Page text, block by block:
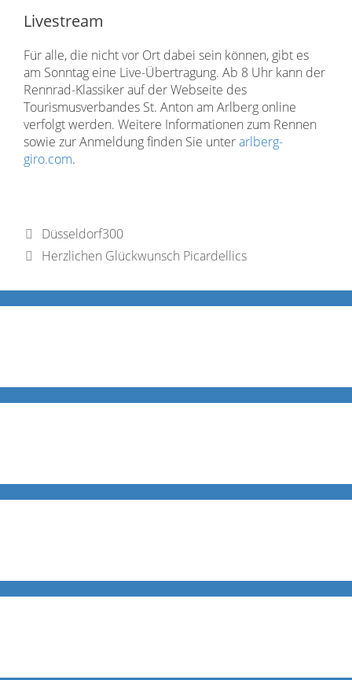
Livestream
Für alle, die nicht vor Ort dabei sein können, gibt es
am Sonntag eine Live-Übertragung. Ab 8 Uhr kann der
Rennrad-Klassiker auf der Webseite des
Tourismusverbandes St. Anton am Arlberg online
verfolgt werden. Weitere Informationen zum Rennen
sowie zur Anmeldung finden Sie unterarlberg-
giro.com.
Düsseldorf300
Herzlichen Glückwunsch Picardellics